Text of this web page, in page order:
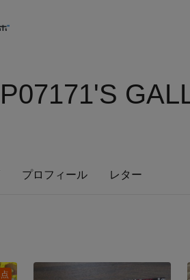
プロフィール レター